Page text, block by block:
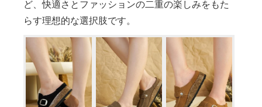
ど、快適さとファッションの二重の楽しみをもた
らす理想的な選択肢です。